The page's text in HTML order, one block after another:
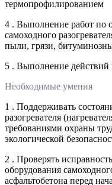
термопрофилированием
4 . Выполнение работ по
самоходного
пыли, грязи,
5 . Выполнение
Необходимые умения
1 . Поддерживать
разогревателя
требованиями охраны
экологической
2 . Проверять
оборудования
асфальтобетона перед